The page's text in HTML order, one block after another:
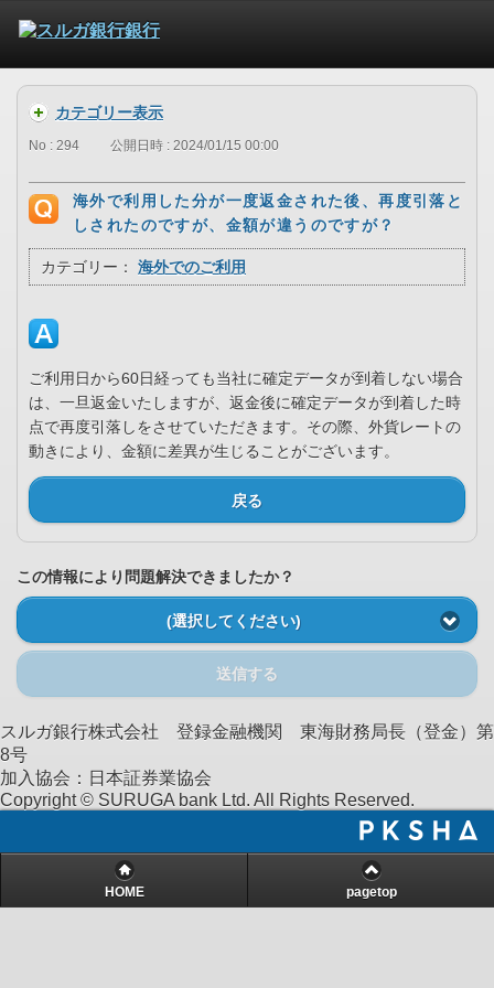
カテゴリー表示
No : 294 公開日時 : 2024/01/15 00:00
海外で利用した分が一度返金された後、再度引落と
しされたのですが、金額が違うのですが？
カテゴリー： 海外でのご利用
ご利用日から60日経っても当社に確定データが到着しない場合
は、一旦返金いたしますが、返金後に確定データが到着した時
点で再度引落しをさせていただきます。その際、外貨レートの
動きにより、金額に差異が生じることがございます。
戻る
この情報により問題解決できましたか？
(選択してください)
送信する
スルガ銀行株式会社 登録金融機関 東海財務局長（登金）第
8号
加入協会：日本証券業協会
Copyright © SURUGA bank Ltd. All Rights Reserved.
HOME pagetop